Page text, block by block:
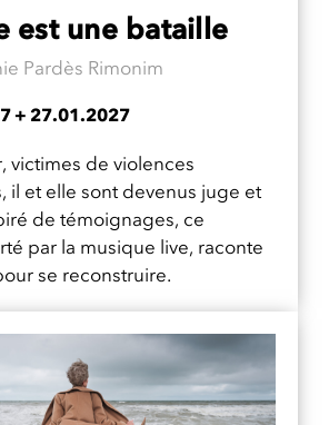
est une bataille
Pardès Rimonim
victimes de violences
il et elle sont devenus juge et
de témoignages, ce
par la musique live, raconte
se reconstruire.
+ 27.01.2027